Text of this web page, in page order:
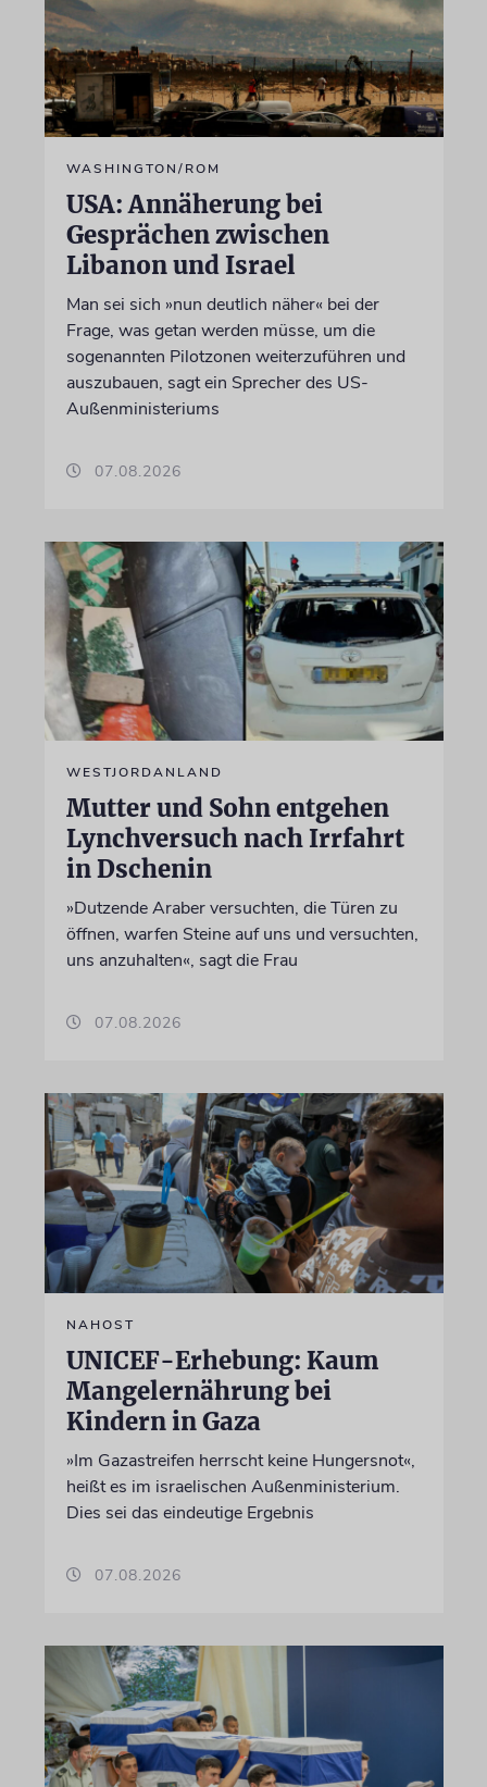
WASHINGTON/ROM
USA: Annäherung bei
Gesprächen zwischen
Libanon und Israel
Man sei sich »nun deutlich näher« bei der
Frage, was getan werden müsse, um die
sogenannten Pilotzonen weiterzuführen und
auszubauen, sagt ein Sprecher des US-
Außenministeriums
07.08.2026
WESTJORDANLAND
Mutter und Sohn entgehen
Lynchversuch nach Irrfahrt
in Dschenin
»Dutzende Araber versuchten, die Türen zu
öffnen, warfen Steine auf uns und versuchten,
uns anzuhalten«, sagt die Frau
07.08.2026
NAHOST
UNICEF-Erhebung: Kaum
Mangelernährung bei
Kindern in Gaza
»Im Gazastreifen herrscht keine Hungersnot«,
heißt es im israelischen Außenministerium.
Dies sei das eindeutige Ergebnis
07.08.2026